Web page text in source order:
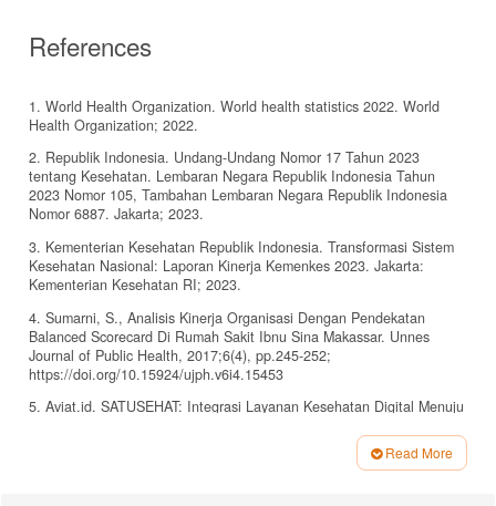
References
1. World Health Organization. World health statistics 2022. World
Health Organization; 2022.
2. Republik Indonesia. Undang-Undang Nomor 17 Tahun 2023
tentang Kesehatan. Lembaran Negara Republik Indonesia Tahun
2023 Nomor 105, Tambahan Lembaran Negara Republik Indonesia
Nomor 6887. Jakarta; 2023.
3. Kementerian Kesehatan Republik Indonesia. Transformasi Sistem
Kesehatan Nasional: Laporan Kinerja Kemenkes 2023. Jakarta:
Kementerian Kesehatan RI; 2023.
4. Sumarni, S., Analisis Kinerja Organisasi Dengan Pendekatan
Balanced Scorecard Di Rumah Sakit Ibnu Sina Makassar. Unnes
Journal of Public Health, 2017;6(4), pp.245-252;
https://doi.org/10.15924/ujph.v6i4.15453
5. Aviat.id. SATUSEHAT: Integrasi Layanan Kesehatan Digital Menuju
6. Kementerian Kesehatan RI. Pedoman Pelayanan Keperawatan
Read More